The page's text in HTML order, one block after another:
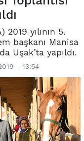
2019 yılının 5.
başkanı Manisa
Uşak’ta yapıldı.
- 13:54